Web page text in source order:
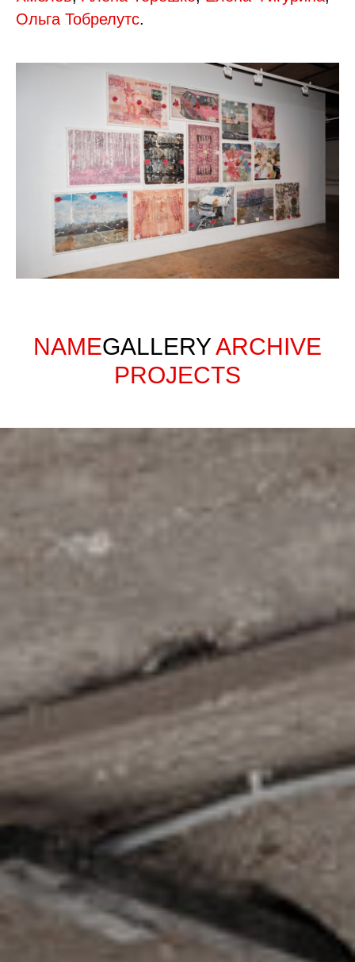
Ольга Тобрелутс.
NAMEGALLERYARCHIVE
PROJECTS